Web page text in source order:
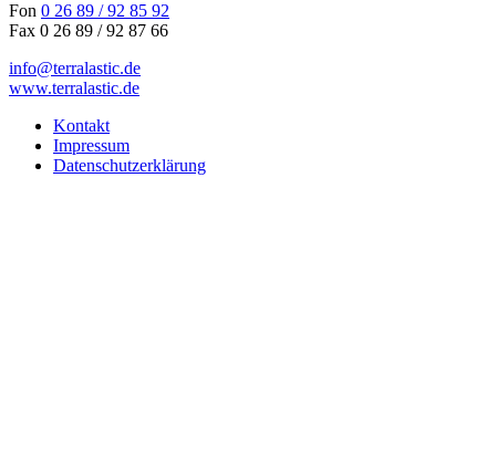
Fon 0 26 89 / 92 85 92
Fax 0 26 89 / 92 87 66
info@terralastic.de
www.terralastic.de
Kontakt
Impressum
Datenschutzerklärung